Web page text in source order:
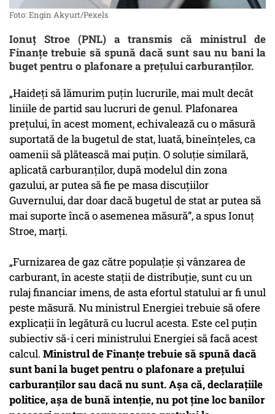
Foto: Engin Akyurt/Pexels
Ionuţ Stroe (PNL) a transmis că ministrul de
Finanțe trebuie să spună dacă sunt sau nu bani la
buget pentru o plafonare a prețului carburanților.
„Haideți să lămurim puțin lucrurile, mai mult decât
liniile de partid sau lucruri de genul. Plafonarea
prețului, în acest moment, echivalează cu o măsură
suportată de la bugetul de stat, luată, bineînțeles, ca
oamenii să plătească mai puțin. O soluție similară,
aplicată carburanților, după modelul din zona
gazului, ar putea să fie pe masa discuțiilor
Guvernului, dar doar dacă bugetul de stat ar putea să
mai suporte încă o asemenea măsură”, a spus Ionuț
Stroe, marți.
„Furnizarea de gaz către populație și vânzarea de
carburant, în aceste stații de distribuție, sunt cu un
rulaj financiar imens, de asta efortul statului ar fi unul
peste măsură. Nu ministrul Energiei trebuie să ofere
explicații în legătură cu lucrul acesta. Este cel puțin
subiectiv să-i ceri ministrului Energiei să facă acest
calcul. Ministrul de Finanțe trebuie să spună dacă
sunt bani la buget pentru o plafonare a prețului
carburanților sau dacă nu sunt. Așa că, declarațiile
politice, așa de bună intenție, nu pot ține loc banilor